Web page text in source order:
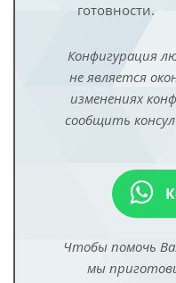
готовности.
Конфигурация
не является
изменениях
сообщить
Чтобы помочь
мы